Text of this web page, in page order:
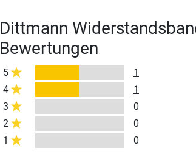
Dittmann
Bewertungen
5
1
4
1
3
0
2
0
1
0